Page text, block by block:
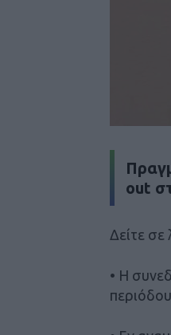
out
Δείτε
• Η